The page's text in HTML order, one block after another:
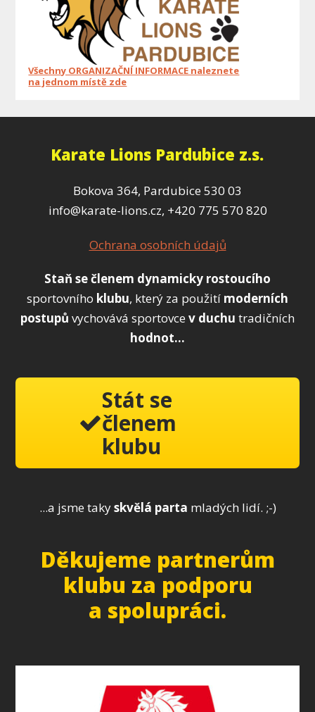
Všechny ORGANIZAČNÍ INFORMACE naleznete
na jednom místě zde
Karate Lions Pardubice z.s.
Bokova 364, Pardubice 530 03
info@karate-lions.cz, +420 775 570 820
Ochrana osobních údajů
Staň se členem dynamicky rostoucího
sportovního klubu, který za použití moderních
postupů vychovává sportovce v duchu tradičních
hodnot...
Stát se
členem
klubu
...a jsme takyskvělá parta mladých lidí. ;-)
Děkujeme partnerům
klubu za podporu
a spolupráci.